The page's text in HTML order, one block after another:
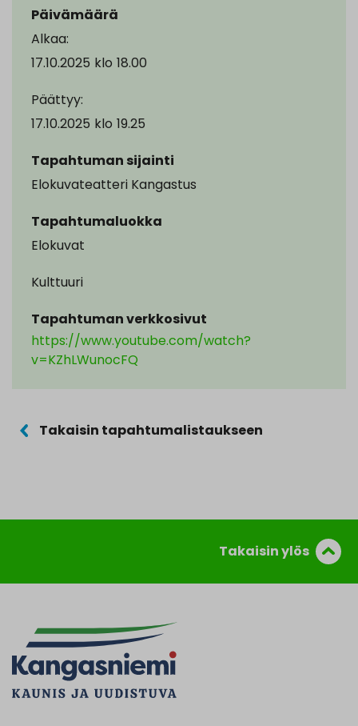
Päivämäärä
Alkaa:
17.10.2025 klo 18.00
Päättyy:
17.10.2025 klo 19.25
Tapahtuman sijainti
Elokuvateatteri Kangastus
Tapahtumaluokka
Elokuvat
Kulttuuri
Tapahtuman verkkosivut
https://www.youtube.com/watch?
v=KZhLWunocFQ
Takaisin tapahtumalistaukseen
Takaisin ylös